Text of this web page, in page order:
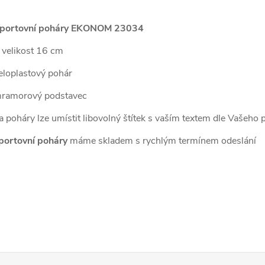
poháry EKONOM 23034
velikost 16 cm
pohár
podstavec
poháry lze umístit libovolný štítek s vaším textem dle Vašeho
pohárymáme skladem s rychlým termínem odeslání